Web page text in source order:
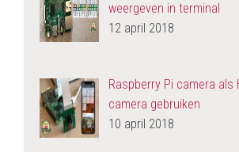
weergeven in terminal
12 april 2018
Raspberry Pi camera als
camera gebruiken
10 april 2018